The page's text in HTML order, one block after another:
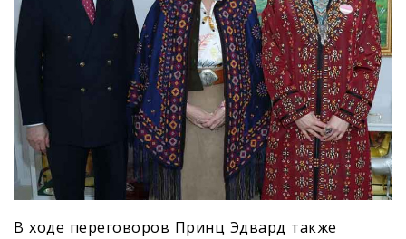
В ходе переговоров Принц Эдвард также